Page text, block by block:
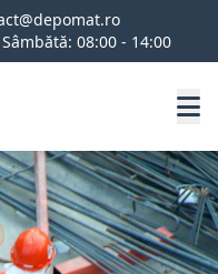
08:00 - 14:00